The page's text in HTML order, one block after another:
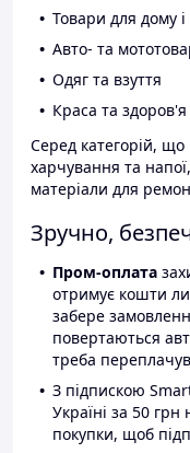
Товари для дому і
Авто- та
Одяг та взуття
Краса та здоров'я
Серед категорій,
харчування та
матеріали для
Зручно,
Пром-оплата
отримує кошти
забере
повертаються
треба
З підпискою
Україні за 50 грн
покупки, щоб